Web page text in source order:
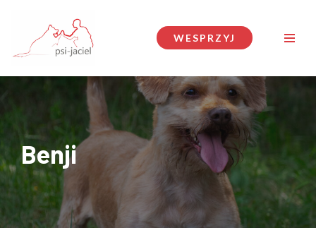
Przejdź
do
WESPRZYJ
Benji